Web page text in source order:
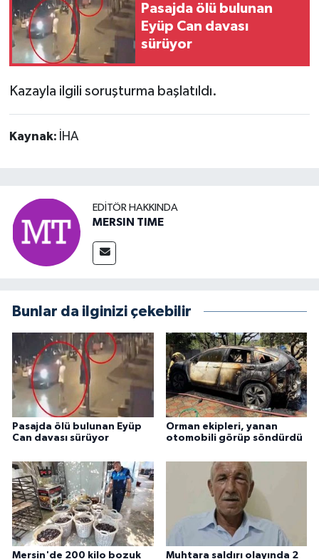
Pasajda ölü bulunan
Eyüp Can davası
sürüyor
Kazayla ilgili soruşturma başlatıldı.
Kaynak: İHA
EDITÖR HAKKINDA
MERSIN TIME
Bunlar da ilginizi çekebilir
Pasajda ölü bulunan Eyüp
Can davası sürüyor
Orman ekipleri, yanan
otomobili görüp söndürdü
Mersin'de 200 kilo bozuk Muhtara saldırı olayında 2